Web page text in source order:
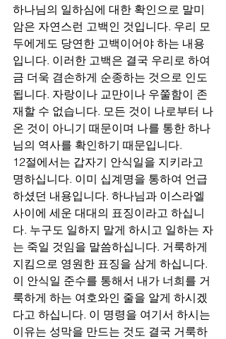
하나님의 일하심에 대한 확인으로 말미
암은 자연스런 고백인 것입니다. 우리 모
두에게도 당연한 고백이어야 하는 내용
입니다. 이러한 고백은 결국 우리로 하여
금 더욱 겸손하게 순종하는 것으로 인도
됩니다. 자랑이나 교만이나 우쭐함이 존
재할 수 없습니다. 모든 것이 나로부터 나
온 것이 아니기 때문이며 나를 통한 하나
님의 역사를 확인하기 때문입니다.
12절에서는 갑자기 안식일을 지키라고
명하십니다. 이미 십계명을 통하여 언급
하셨던 내용입니다. 하나님과 이스라엘
사이에 세운 대대의 표징이라고 하십니
다. 누구도 일하지 말게 하시고 일하는 자
는 죽일 것임을 말씀하십니다. 거룩하게
지킴으로 영원한 표징을 삼게 하십니다.
이 안식일 준수를 통해서 내가 너희를 거
룩하게 하는 여호와인 줄을 알게 하시겠
다고 하십니다. 이 명령을 여기서 하시는
이유는 성막을 만드는 것도 결국 거룩하